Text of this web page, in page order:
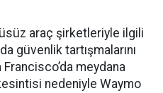
araç şirketleriyle ilgili
güvenlik tartışmalarını
Francisco’da meydana
nedeniyle Waymo